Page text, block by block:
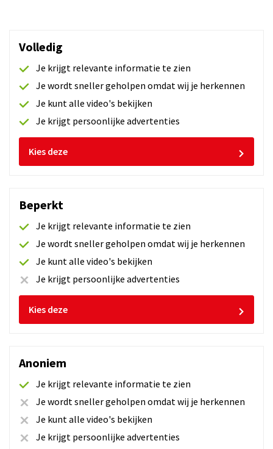
Volledig
Je krijgt relevante informatie te zien
Je wordt sneller geholpen omdat wij je herkennen
Je kunt alle video's bekijken
Je krijgt persoonlijke advertenties
Kies deze
Beperkt
Je krijgt relevante informatie te zien
Je wordt sneller geholpen omdat wij je herkennen
Je kunt alle video's bekijken
Je krijgt persoonlijke advertenties
Kies deze
Anoniem
Je krijgt relevante informatie te zien
Je wordt sneller geholpen omdat wij je herkennen
Je kunt alle video's bekijken
Je krijgt persoonlijke advertenties
Ronnie op 30-06-2026
Antonius op 30-06-2026
Erwin op 30-06-2026
Nee
Roy op 30-06-2026
Jay op 30-06-2026